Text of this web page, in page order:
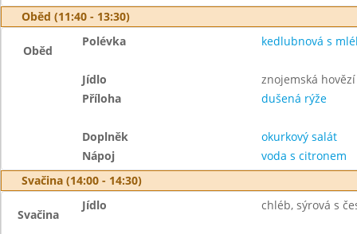
Oběd (11:40 - 13:30)
Oběd
Polévka kedlubnová s
Jídlo
znojemská
Příloha
dušená rýže
Doplněk
okurkový salát
Nápoj
voda s citronem
Svačina (14:00 - 14:30)
Svačina
Jídlo chléb, sýrová s